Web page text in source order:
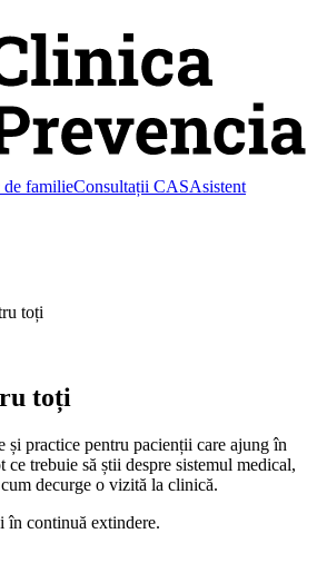
familieConsultații CASAsistent
toți
toți
și practice pentru pacienții care ajung în
trebuie să știi despre sistemul medical,
decurge o vizită la clinică.
în continuă extindere.